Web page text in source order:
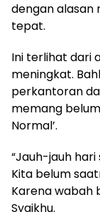
dengan alasan
tepat.
Ini terlihat dari
meningkat.
perkantoran
memang
Normal’.
“Jauh-jauh hari
Kita belum
Karena wabah
Syaikhu.